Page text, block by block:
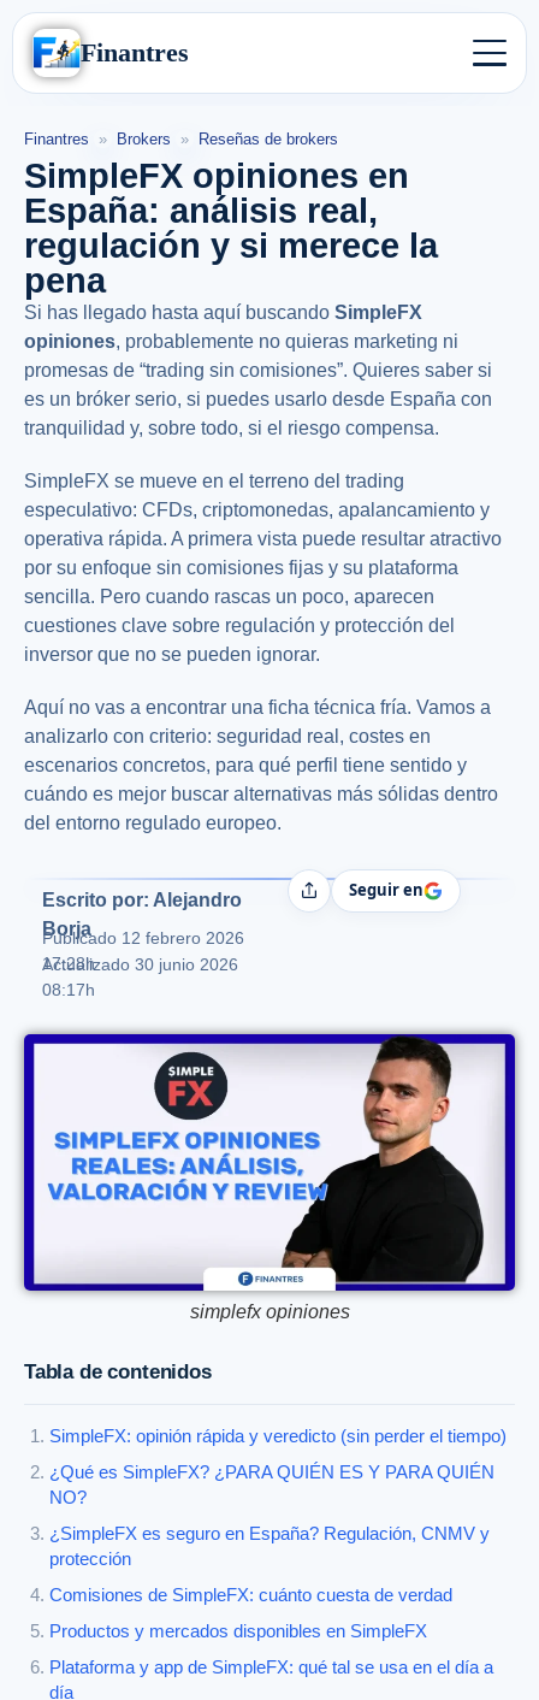
Finantres
Finantres » Brokers » Reseñas de brokers
SimpleFX opiniones en
España: análisis real,
regulación y si merece la
pena
Si has llegado hasta aquí buscando SimpleFX
opiniones, probablemente no quieras marketing ni
promesas de “trading sin comisiones”. Quieres saber si
es un bróker serio, si puedes usarlo desde España con
tranquilidad y, sobre todo, si el riesgo compensa.
SimpleFX se mueve en el terreno del trading
especulativo: CFDs, criptomonedas, apalancamiento y
operativa rápida. A primera vista puede resultar atractivo
por su enfoque sin comisiones fijas y su plataforma
sencilla. Pero cuando rascas un poco, aparecen
cuestiones clave sobre regulación y protección del
inversor que no se pueden ignorar.
Aquí no vas a encontrar una ficha técnica fría. Vamos a
analizarlo con criterio: seguridad real, costes en
escenarios concretos, para qué perfil tiene sentido y
cuándo es mejor buscar alternativas más sólidas dentro
del entorno regulado europeo.
Escrito por: Alejandro
Borja
Publicado 12 febrero 2026
17:28h
Actualizado 30 junio 2026
08:17h
CompartirSeguir en
simplefx opiniones
Tabla de contenidos
SimpleFX: opinión rápida y veredicto (sin perder el tiempo)
¿Qué es SimpleFX? ¿PARA QUIÉN ES Y PARA QUIÉN
NO?
¿SimpleFX es seguro en España? Regulación, CNMV y
protección
Comisiones de SimpleFX: cuánto cuesta de verdad
Productos y mercados disponibles en SimpleFX
Plataforma y app de SimpleFX: qué tal se usa en el día a
día